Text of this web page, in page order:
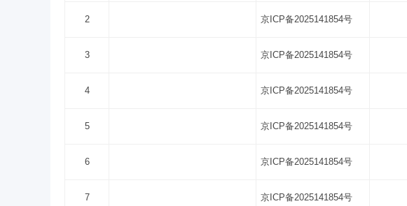
2 京ICP备2025141854号
3 京ICP备2025141854号
4 京ICP备2025141854号
5 京ICP备2025141854号
6 京ICP备2025141854号
7 京ICP备2025141854号